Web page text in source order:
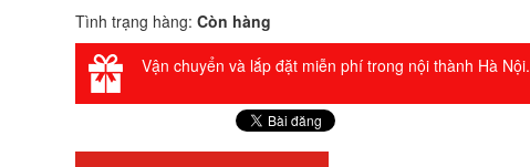
Tình trạng hàng:Còn hàng
Vận chuyển và lắp đặt miễn phí trong nội thành Hà Nội.